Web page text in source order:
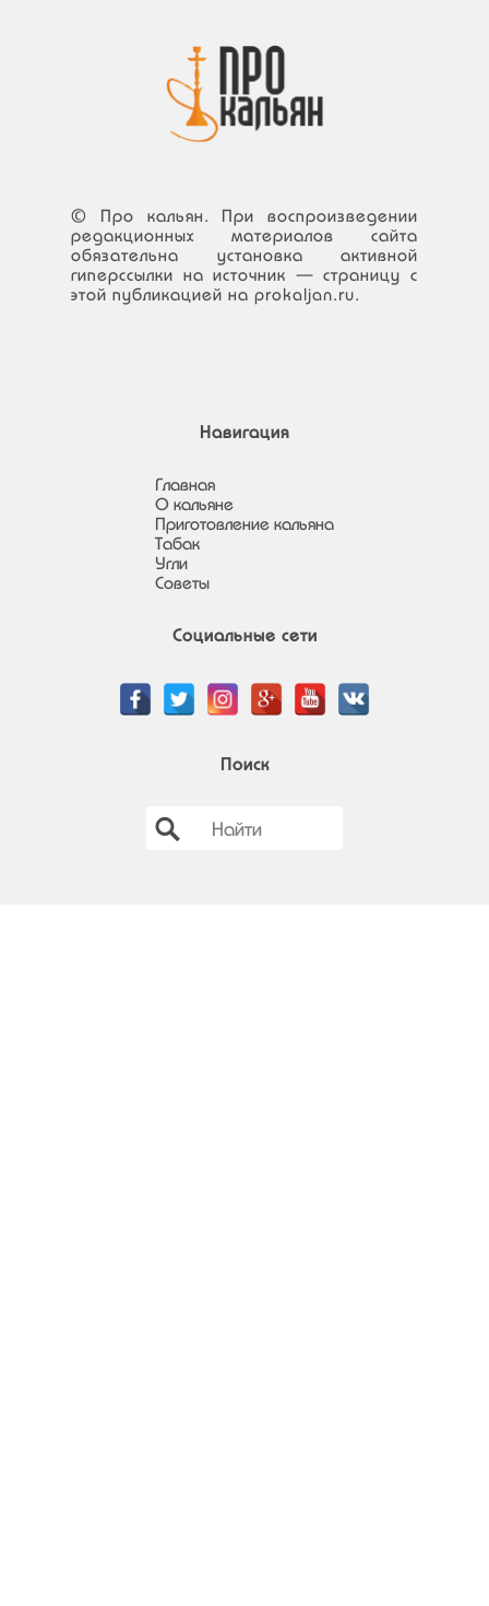
© Про кальян. При воспроизведении
редакционных материалов сайта
обязательна установка активной
гиперссылки на источник — страницу с
этой публикацией на prokaljan.ru.
Навигация
Главная
О кальяне
Приготовление кальяна
Табак
Угли
Советы
Социальные сети
Поиск